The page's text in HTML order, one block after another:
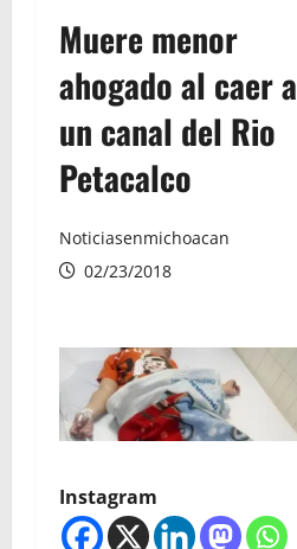
Muere menor
ahogado al caer a
un canal del Rio
Petacalco
Noticiasenmichoacan
02/23/2018
Instagram